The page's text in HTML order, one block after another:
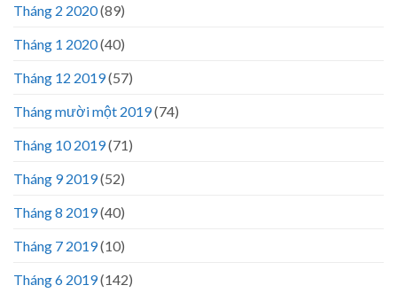
Tháng 2 2020(89)
Tháng 1 2020(40)
Tháng 12 2019(57)
Tháng mười một 2019(74)
Tháng 10 2019(71)
Tháng 9 2019(52)
Tháng 8 2019(40)
Tháng 7 2019(10)
Tháng 6 2019(142)